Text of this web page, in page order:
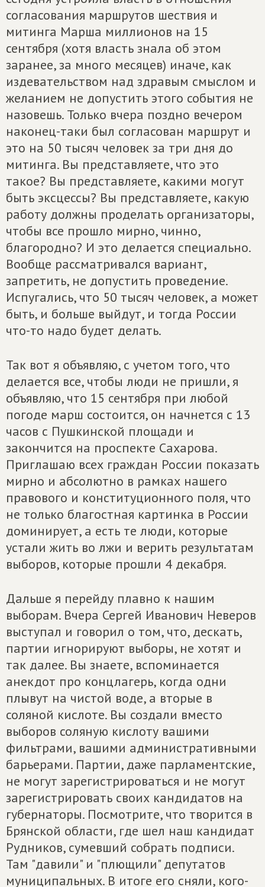
согласования маршрутов шествия и
митинга Марша миллионов на 15
сентября (хотя власть знала об этом
заранее, за много месяцев) иначе, как
издевательством над здравым смыслом и
желанием не допустить этого события не
назовешь. Только вчера поздно вечером
наконец-таки был согласован маршрут и
это на 50 тысяч человек за три дня до
митинга. Вы представляете, что это
такое? Вы представляете, какими могут
быть эксцессы? Вы представляете, какую
работу должны проделать организаторы,
чтобы все прошло мирно, чинно,
благородно? И это делается специально.
Вообще рассматривался вариант,
запретить, не допустить проведение.
Испугались, что 50 тысяч человек, а может
быть, и больше выйдут, и тогда России
что-то надо будет делать.
Так вот я объявляю, с учетом того, что
делается все, чтобы люди не пришли, я
объявляю, что 15 сентября при любой
погоде марш состоится, он начнется с 13
часов с Пушкинской площади и
закончится на проспекте Сахарова.
Приглашаю всех граждан России показать
мирно и абсолютно в рамках нашего
правового и конституционного поля, что
не только благостная картинка в России
доминирует, а есть те люди, которые
устали жить во лжи и верить результатам
выборов, которые прошли 4 декабря.
Дальше я перейду плавно к нашим
выборам. Вчера Сергей Иванович Неверов
выступал и говорил о том, что, дескать,
партии игнорируют выборы, не хотят и
так далее. Вы знаете, вспоминается
анекдот про концлагерь, когда одни
плывут на чистой воде, а вторые в
соляной кислоте. Вы создали вместо
выборов соляную кислоту вашими
фильтрами, вашими административными
барьерами. Партии, даже парламентские,
не могут зарегистрироваться и не могут
зарегистрировать своих кандидатов на
губернаторы. Посмотрите, что творится в
Брянской области, где шел наш кандидат
Рудников, сумевший собрать подписи.
Там "давили" и "плющили" депутатов
муниципальных. В итоге его сняли, кого-